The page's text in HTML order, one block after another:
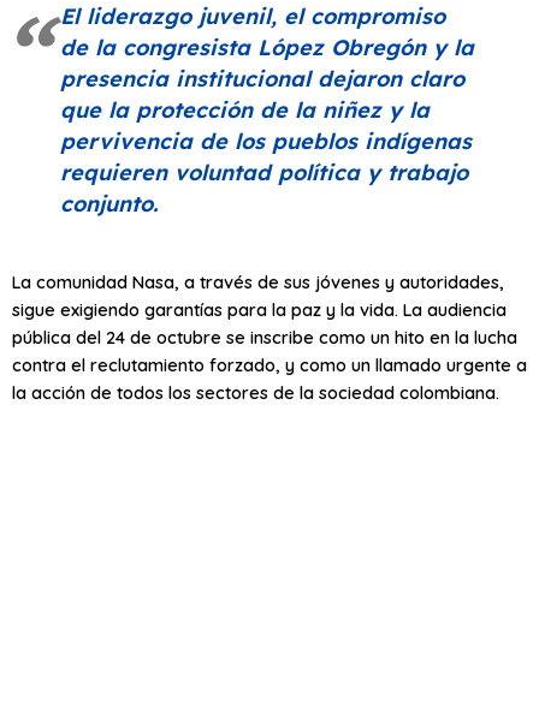
El liderazgo juvenil, el compromiso
de la congresista López Obregón y la
presencia institucional dejaron claro
que la protección de la niñez y la
pervivencia de los pueblos indígenas
requieren voluntad política y trabajo
conjunto.
La comunidad Nasa, a través de sus jóvenes y autoridades,
sigue exigiendo garantías para la paz y la vida. La audiencia
pública del 24 de octubre se inscribe como un hito en la lucha
contra el reclutamiento forzado, y como un llamado urgente a
la acción de todos los sectores de la sociedad colombiana.